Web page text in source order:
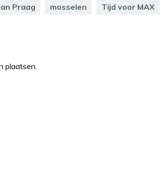
Praag mosselen Tijd voor MAX
plaatsen.